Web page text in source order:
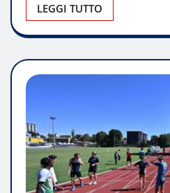
LEGGI TUTTO